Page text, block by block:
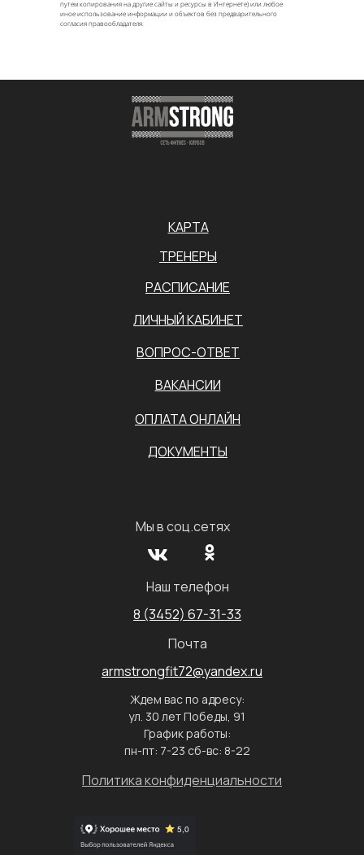
путем копирования на другие сайты и ресурсы в Интернете) или любое
иное использование информации и объектов без предварительного
согласия правообладателя.
Ждем вас по адресу:
ул. 30 лет Победы, 91
График работы:
пн-пт: 7-23 сб-вс: 8-22
Политика конфиденциальности
Мы в соц.сетях
Наш телефон
КАРТА
ТРЕНЕРЫ
РАСПИСАНИЕ
ОПЛАТА ОНЛАЙН
ЛИЧНЫЙ КАБИНЕТ
ВОПРОС-ОТВЕТ
ВАКАНСИИ
8 (3452) 67-31-33
ДОКУМЕНТЫ
armstrongfit72@yandex.ru
Почта